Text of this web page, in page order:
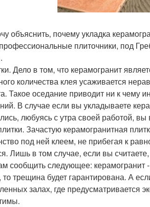
объяснить, почему укладка
плиточники, под
Дело в том, что керамогранит
количества клея усаживается
Такое оседание приводит ни к чему
В случае если вы укладываете
любуясь с утра своей работой,
Зачастую керамогранитная
под ней клеем, не прибегая к
Лишь в том случае, если вы
сообщить следующее: керамогранит -
то трещина будет гарантирована. А
залах, где предусматривается